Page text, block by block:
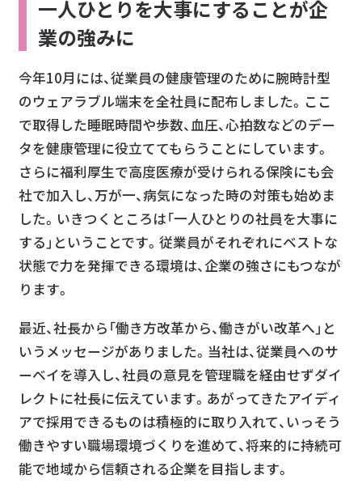
一人ひとりを大事にすることが企
業の強みに
今年10月には、従業員の健康管理のために腕時計型
のウェアラブル端末を全社員に配布しました。ここ
で取得した睡眠時間や歩数、血圧、心拍数などのデー
タを健康管理に役立ててもらうことにしています。
さらに福利厚生で高度医療が受けられる保険にも会
社で加入し、万が一、病気になった時の対策も始めま
した。いきつくところは「一人ひとりの社員を大事に
する」ということです。従業員がそれぞれにベストな
状態で力を発揮できる環境は、企業の強さにもつなが
ります。
最近、社長から「働き方改革から、働きがい改革へ」と
いうメッセージがありました。当社は、従業員へのサ
ーベイを導入し、社員の意見を管理職を経由せずダイ
レクトに社長に伝えています。あがってきたアイディ
アで採用できるものは積極的に取り入れて、いっそう
働きやすい職場環境づくりを進めて、将来的に持続可
能で地域から信頼される企業を目指します。